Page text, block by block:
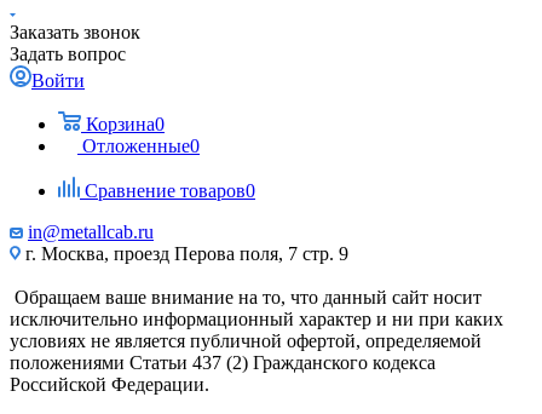
Заказать звонок
Задать вопрос
Войти
Корзина0
Отложенные0
Сравнение товаров0
in@metallcab.ru
г. Москва, проезд Перова поля, 7 стр. 9
Обращаем ваше внимание на то, что данный сайт носит
исключительно информационный характер и ни при каких
условиях не является публичной офертой, определяемой
положениями Статьи 437 (2) Гражданского кодекса
Российской Федерации.